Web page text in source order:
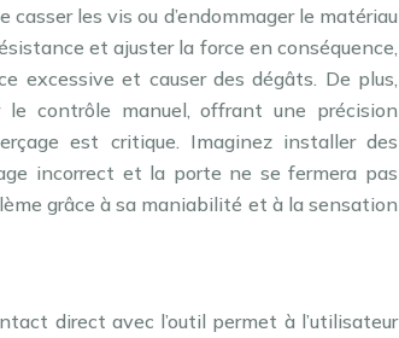
les vis ou d’endommager le matériau
et ajuster la force en conséquence,
excessive et causer des dégâts. De plus,
contrôle manuel, offrant une précision
est critique. Imaginez installer des
incorrect et la porte ne se fermera pas
grâce à sa maniabilité et à la sensation
direct avec l’outil permet à l’utilisateur